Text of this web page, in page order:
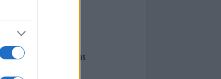
Giovannimaria Cabras